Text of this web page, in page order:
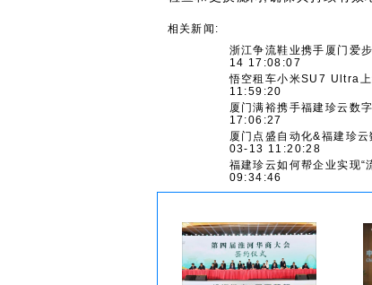
相关新闻:
浙江争流鞋业携手厦门爱
14 17:08:07
悟空租车小米SU7 Ultra上
11:59:20
厦门满裕携手福建珍云数
17:06:27
厦门点盛自动化&福建珍
03-13 11:20:28
福建珍云如何帮企业实现“
09:34:46